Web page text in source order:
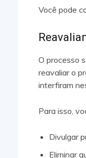
Você pode
O processo
reavaliar o
interfiram
Para isso,
Divulgar
Eliminar